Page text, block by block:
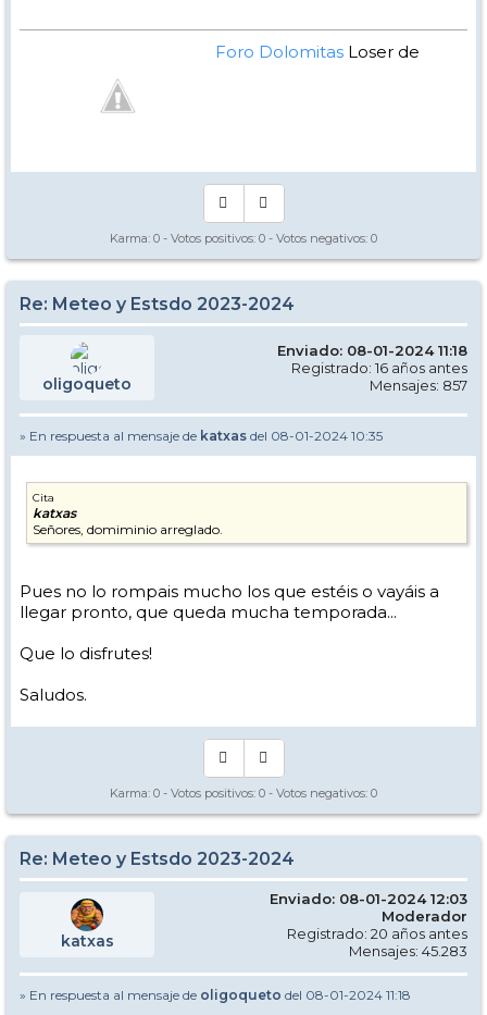
Foro DolomitasLoser de
Karma: 0 - Votos positivos: 0 - Votos negativos: 0
Re: Meteo y Estsdo 2023-2024
oligoqueto
Enviado: 08-01-2024 11:18
Registrado: 16 años antes
Mensajes: 857
» En respuesta al mensaje de katxas del 08-01-2024 10:35
Cita
katxas
Señores, domiminio arreglado.
Pues no lo rompais mucho los que estéis o vayáis a
llegar pronto, que queda mucha temporada...
Que lo disfrutes!
Saludos.
Karma: 0 - Votos positivos: 0 - Votos negativos: 0
Re: Meteo y Estsdo 2023-2024
katxas
Enviado: 08-01-2024 12:03
Moderador
Registrado: 20 años antes
Mensajes: 45.283
» En respuesta al mensaje de oligoqueto del 08-01-2024 11:18